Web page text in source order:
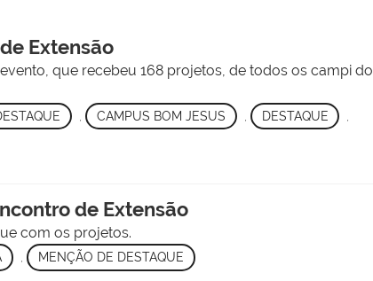
Extensão
que recebeu 168 projetos, de todos os campi do
CAMPUS BOM JESUS DESTAQUE
de Extensão
com os projetos.
, MENÇÃO DE DESTAQUE